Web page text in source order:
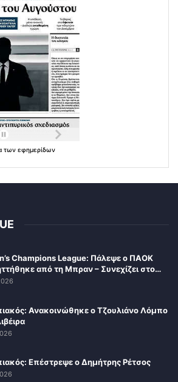
των εφημερίδων
Champions League: Πάλεψε ο ΠΑΟΚ
από τη Μπραν – Συνεχίζει στο…
Ανακοινώθηκε ο Τζουλιάνο Λόμπο
Επέστρεψε ο Δημήτρης Ρέτσος